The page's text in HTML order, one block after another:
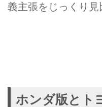
義主張をじっくり見
ホンダ版とト